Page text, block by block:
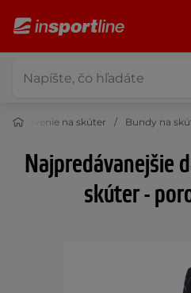
Vybavenie na skúter Bundy na
Najpredávanejšie
skúter -